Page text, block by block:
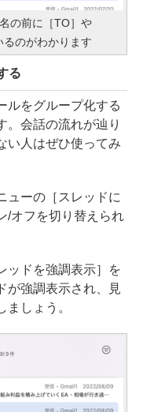
の前に［TO］や
るのがわかります
る
をグループ化する
。会話の流れが辿り
い人はぜひ使ってみ
ーの［スレッドに
/オフを切り替えられ
ッドを強調表示］を
が強調表示され、見
しょう。